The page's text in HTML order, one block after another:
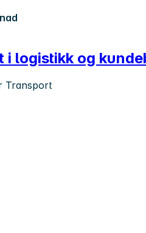
i logistikk og
Transport